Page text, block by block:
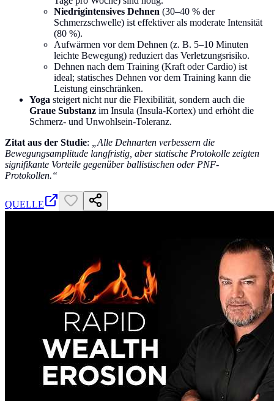
Niedrigintensives Dehnen (30–40 % der
Schmerzschwelle) ist effektiver als moderate Intensität
(80 %).
Aufwärmen vor dem Dehnen (z. B. 5–10 Minuten
leichte Bewegung) reduziert das Verletzungsrisiko.
Dehnen nach dem Training (Kraft oder Cardio) ist
ideal; statisches Dehnen vor dem Training kann die
Leistung einschränken.
Yoga steigert nicht nur die Flexibilität, sondern auch die
Graue Substanz im Insula (Insula-Kortex) und erhöht die
Schmerz- und Unwohlsein-Toleranz.
Zitat aus der Studie:
„Alle Dehnarten verbessern die
Bewegungsamplitude langfristig, aber statische Protokolle zeigten
signifikante Vorteile gegenüber ballistischen oder PNF-
Protokollen.“
QUELLE